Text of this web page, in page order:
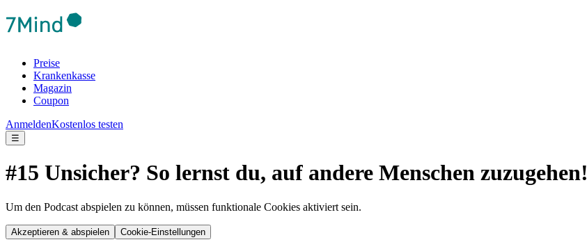
Preise
Krankenkasse
Magazin
Coupon
AnmeldenKostenlos testen
☰
#15 Unsicher? So lernst du, auf andere Menschen zuzugehen!
Um den Podcast abspielen zu können, müssen funktionale Cookies aktiviert sein.
Akzeptieren & abspielen Cookie-Einstellungen